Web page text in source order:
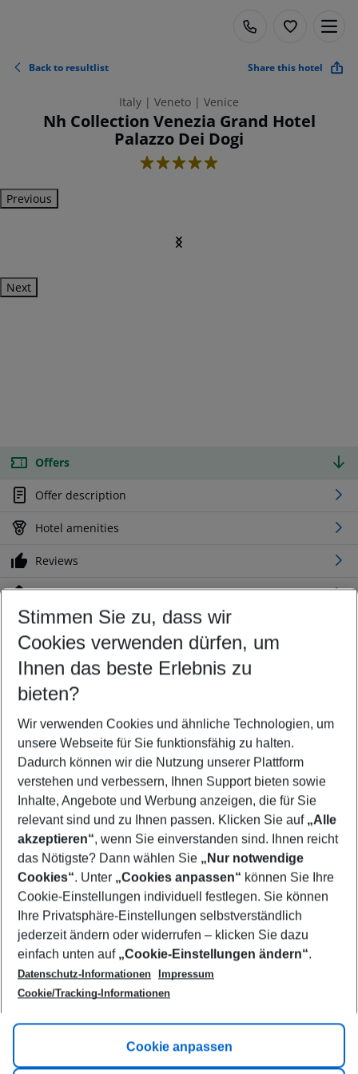
Back to resultlist Share this hotel
Italy | Veneto | Venice
Nh Collection Venezia Grand Hotel
Palazzo Dei Dogi
5
Previous
Next
Offers
Offer description
Hotel amenities
Reviews
Location
Customize your offer
Find the perfect deal which suits your best
Your departure airport
Any airport
Select your date range
10/08/26–08/08/27 5-8 nights
Who will travel
2 adults No children
Show more filter
Footer
Footer navigation
Title A
Link A
Stimmen Sie zu, dass wir
Cookies verwenden dürfen, um
Ihnen das beste Erlebnis zu
bieten?
Wir verwenden Cookies und ähnliche Technologien, um
unsere Webseite für Sie funktionsfähig zu halten.
Dadurch können wir die Nutzung unserer Plattform
verstehen und verbessern, Ihnen Support bieten sowie
Inhalte, Angebote und Werbung anzeigen, die für Sie
relevant sind und zu Ihnen passen. Klicken Sie auf „Alle
akzeptieren“, wenn Sie einverstanden sind. Ihnen reicht
das Nötigste? Dann wählen Sie „Nur notwendige
Cookies“. Unter „Cookies anpassen“ können Sie Ihre
Cookie-Einstellungen individuell festlegen. Sie können
Ihre Privatsphäre-Einstellungen selbstverständlich
jederzeit ändern oder widerrufen – klicken Sie dazu
einfach unten auf „Cookie-Einstellungen ändern“.
Datenschutz-Informationen
Impressum
Cookie/Tracking-Informationen
Cookie anpassen